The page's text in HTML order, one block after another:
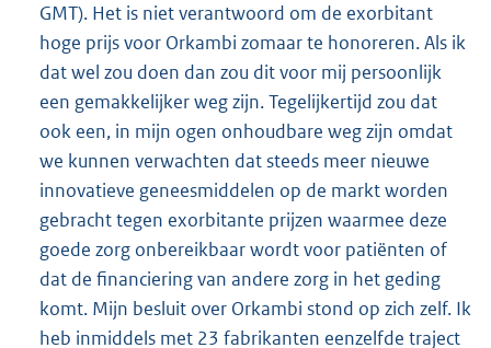
GMT). Het is niet verantwoord om de exorbitant
hoge prijs voor Orkambi zomaar te honoreren. Als ik
dat wel zou doen dan zou dit voor mij persoonlijk
een gemakkelijker weg zijn. Tegelijkertijd zou dat
ook een, in mijn ogen onhoudbare weg zijn omdat
we kunnen verwachten dat steeds meer nieuwe
innovatieve geneesmiddelen op de markt worden
gebracht tegen exorbitante prijzen waarmee deze
goede zorg onbereikbaar wordt voor patiënten of
dat de financiering van andere zorg in het geding
komt. Mijn besluit over Orkambi stond op zich zelf. Ik
heb inmiddels met 23 fabrikanten eenzelfde traject